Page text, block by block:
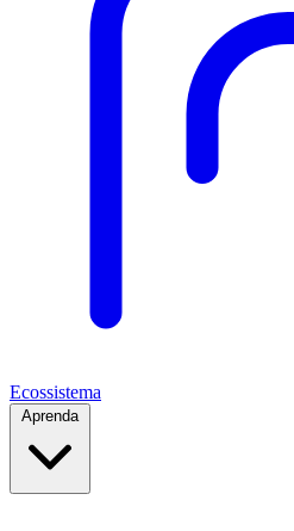
Ecossistema
Aprenda